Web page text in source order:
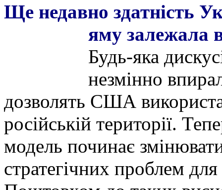
Ще недавно здатність
яму залежала
Будь-яка
незмінно
дозволять США
російській території.
модель починає
стратегічних проблем